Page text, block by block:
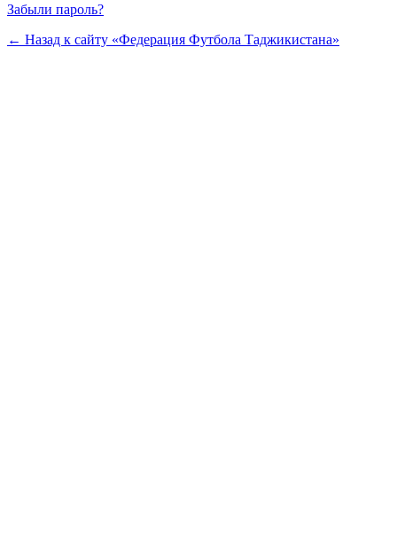
Забыли пароль?
← Назад к сайту «Федерация Футбола Таджикистана»